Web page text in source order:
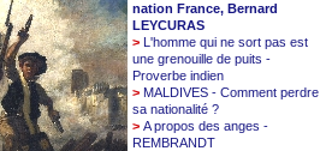
nation France, Bernard
LEYCURAS
> L'homme qui ne sort pas est
une grenouille de puits -
Proverbe indien
> MALDIVES - Comment perdre
sa nationalité ?
> A propos des anges -
REMBRANDT